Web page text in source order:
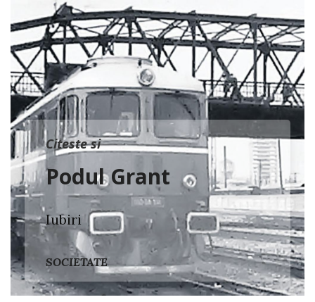
Citeste si
Podul Grant
Iubiri
SOCIETATE